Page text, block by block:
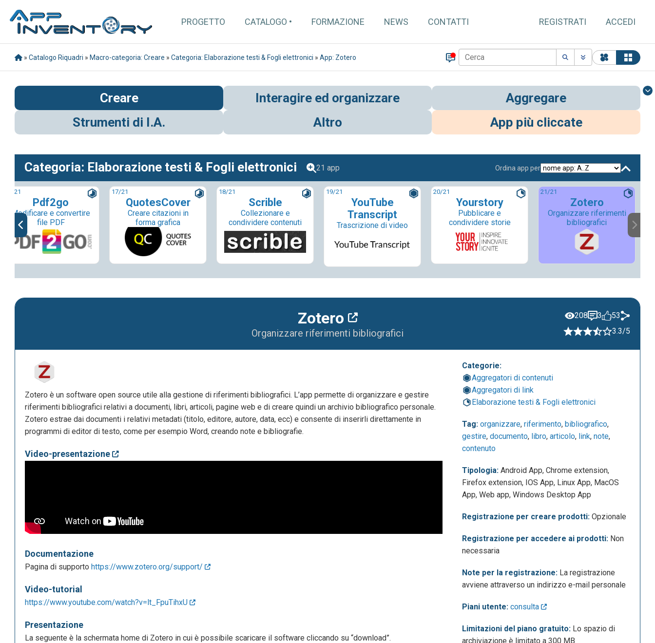
PROGETTO CATALOGO FORMAZIONE NEWS CONTATTI REGISTRATI ACCEDI
» Catalogo Riquadri » Macro-categoria: Creare » Categoria: Elaborazione testi & Fogli elettronici » App: Zotero
Creare Interagire ed organizzare
Aggregare
Strumenti di I.A.
Altro App più cliccate
Categoria: Elaborazione testi & Fogli elettronici 21 app Ordina app per
/21
Pdf2go
Modificare e convertire
file PDF
17/21
QuotesCover
Creare citazioni in
forma grafica
18/21
Scrible
Collezionare e
condividere contenuti
19/21
YouTube
Transcript
Trascrizione di video
20/21
Yourstory
Pubblicare e
condividere storie
21/21
Zotero
Organizzare riferimenti
bibliografici
Zotero
Organizzare riferimenti bibliografici
208 3
53
3.3/5
Zotero è un software open source utile alla gestione di riferimenti bibliografici. L’app permette di organizzare e gestire
riferimenti bibliografici relativi a documenti, libri, articoli, pagine web e di creare quindi un archivio bibliografico personale.
Zotero estrae dai documenti i relativi metadati (titolo, editore, autore, data, ecc) e consente di inserirli direttamente in
programmi di editor di testo, come per esempio Word, creando note e bibliografie.
Video-presentazione
Documentazione
Pagina di supporto https://www.zotero.org/support/
Video-tutorial
https://www.youtube.com/watch?v=lt_FpuTihxU
Presentazione
La seguente è la schermata home di Zotero in cui è possibile scaricare il software cliccando su “download”.
Categorie:
Aggregatori di contenuti
Aggregatori di link
Elaborazione testi & Fogli elettronici
Tag: organizzare,riferimento, bibliografico,
gestire,documento, libro,articolo, link,note,
contenuto
Tipologia: Android App, Chrome extension,
Firefox extension, IOS App, Linux App, MacOS
App, Web app, Windows Desktop App
Registrazione per creare prodotti: Opzionale
Registrazione per accedere ai prodotti: Non
necessaria
Note per la registrazione: La registrazione
avviene attraverso un indirizzo e-mail personale
Piani utente: consulta
Limitazioni del piano gratuito: Lo spazio di
archiviazione è limitato a 300 MB